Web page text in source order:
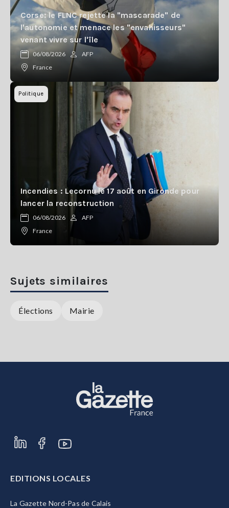
Corse: le FLNC rejette la "mascarade" de
l'autonomie et menace les "envahisseurs"
venant vivre sur l'île
06/08/2026
AFP
France
Politique
Incendies : Lecornu le 17 août en Gironde pour
lancer la reconstruction
06/08/2026
AFP
France
Sujets similaires
Élections Mairie
EDITIONS LOCALES
La Gazette Nord-Pas de Calais